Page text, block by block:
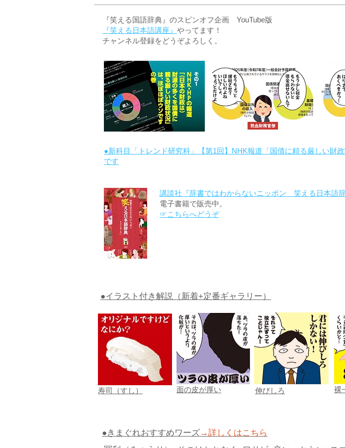
『笑える国語辞典』のスピンオフ企画 YouTube版
『笑える日本語講座』 やってます！
チャンネル登録をどうぞよろしく。
●新科目「トレンド研究科」【第1回】NHK報道「国債に頼る厳しい財
です
講談社『辞書ではわからないニッポン 笑える日本語辞
電子書籍で販売中。
☞こちらへどうぞ
●イラスト付き解説（新着+定番ギャラリー）
寿司（すし） 面の皮が厚い 伸びしろ 裸
●きまぐれおすすめワーズ→詳しくはこちら